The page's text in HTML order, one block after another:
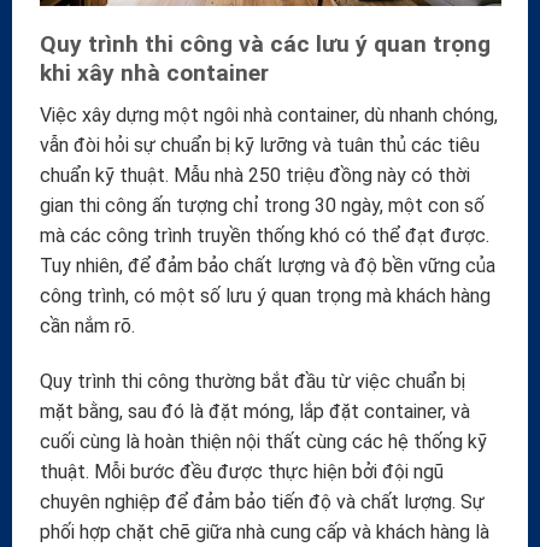
Quy trình thi công và các lưu ý quan trọng
khi xây nhà container
Việc xây dựng một ngôi nhà container, dù nhanh chóng,
vẫn đòi hỏi sự chuẩn bị kỹ lưỡng và tuân thủ các tiêu
chuẩn kỹ thuật. Mẫu nhà 250 triệu đồng này có thời
gian thi công ấn tượng chỉ trong 30 ngày, một con số
mà các công trình truyền thống khó có thể đạt được.
Tuy nhiên, để đảm bảo chất lượng và độ bền vững của
công trình, có một số lưu ý quan trọng mà khách hàng
cần nắm rõ.
Quy trình thi công thường bắt đầu từ việc chuẩn bị
mặt bằng, sau đó là đặt móng, lắp đặt container, và
cuối cùng là hoàn thiện nội thất cùng các hệ thống kỹ
thuật. Mỗi bước đều được thực hiện bởi đội ngũ
chuyên nghiệp để đảm bảo tiến độ và chất lượng. Sự
phối hợp chặt chẽ giữa nhà cung cấp và khách hàng là